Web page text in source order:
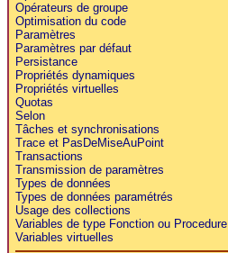
Opérateurs de groupe
Optimisation du code
Paramètres
Paramètres par défaut
Persistance
Propriétés dynamiques
Propriétés virtuelles
Quotas
Selon
Tâches et synchronisations
Trace et PasDeMiseAuPoint
Transactions
Transmission de paramètres
Types de données
Types de données paramétrés
Usage des collections
Variables de type Fonction ou Procedure
Variables virtuelles